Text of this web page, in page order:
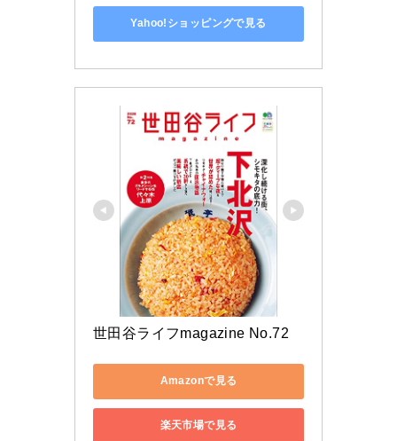
Yahoo!ショッピングで見る
世田谷ライフmagazine No.72
Amazonで見る
楽天市場で見る